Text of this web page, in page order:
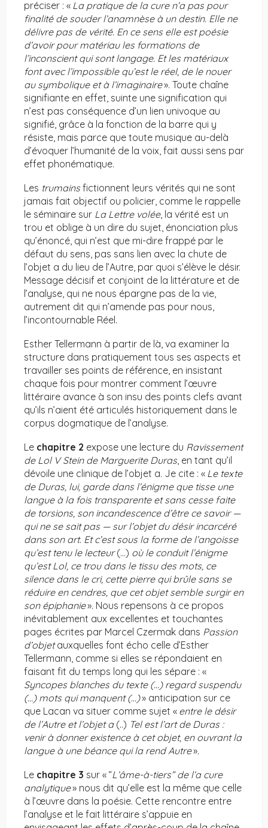
préciser : « La pratique de la cure n’a pas pour
finalité de souder l’anamnèse à un destin. Elle ne
délivre pas de vérité. En ce sens elle est poésie
d’avoir pour matériau les formations de
l’inconscient qui sont langage. Et les matériaux
font avec l’impossible qu’est le réel, de le nouer
au symbolique et à l’imaginaire». Toute chaîne
signifiante en effet, suinte une signification qui
n’est pas conséquence d’un lien univoque au
signifié, grâce à la fonction de la barre qui y
résiste, mais parce que toute musique au-delà
d’évoquer l’humanité de la voix, fait aussi sens par
effet phonématique.
Les trumains fictionnent leurs vérités qui ne sont
jamais fait objectif ou policier, comme le rappelle
le séminaire sur La Lettre volée, la vérité est un
trou et oblige à un dire du sujet, énonciation plus
qu’énoncé, qui n’est que mi-dire frappé par le
défaut du sens, pas sans lien avec la chute de
l’objet a du lieu de l’Autre, par quoi s’élève le désir.
Message décisif et conjoint de la littérature et de
l’analyse, qui ne nous épargne pas de la vie,
autrement dit qui n’amende pas pour nous,
l’incontournable Réel.
Esther Tellermann à partir de là, va examiner la
structure dans pratiquement tous ses aspects et
travailler ses points de référence, en insistant
chaque fois pour montrer comment l’œuvre
littéraire avance à son insu des points clefs avant
qu’ils n’aient été articulés historiquement dans le
corpus dogmatique de l’analyse.
Le chapitre 2 expose une lecture du Ravissement
de Lol V Stein de Marguerite Duras, en tant qu’il
dévoile une clinique de l’objet a. Je cite : « Le texte
de Duras, lui, garde dans l’énigme que tisse une
langue à la fois transparente et sans cesse faite
de torsions, son incandescence d’être ce savoir —
qui ne se sait pas — sur l’objet du désir incarcéré
dans son art. Et c’est sous la forme de l’angoisse
qu’est tenu le lecteur(…) où le conduit l’énigme
qu’est Lol, ce trou dans le tissu des mots, ce
silence dans le cri, cette pierre qui brûle sans se
réduire en cendres, que cet objet semble surgir en
son épiphanie». Nous repensons à ce propos
inévitablement aux excellentes et touchantes
pages écrites par Marcel Czermak dans Passion
d’objetauxquelles font écho celle d’Esther
Tellermann, comme si elles se répondaient en
faisant fit du temps long qui les sépare : «
Syncopes blanches du texte (…) regard suspendu
(…) mots qui manquent (…)» anticipation sur ce
que Lacan va situer comme sujet « entre le désir
de l’Autre et l’objet a (..) Tel est l’art de Duras :
venir à donner existence à cet objet, en ouvrant la
langue à une béance qui la rend Autre».
Le chapitre 3 sur « “L’âme-à-tiers” de l’a cure
analytique» nous dit qu’elle est la même que celle
à l’œuvre dans la poésie. Cette rencontre entre
l’analyse et le fait littéraire s’appuie en